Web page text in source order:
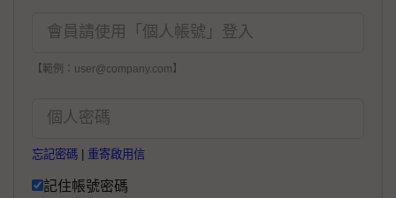
【範例：user@company.com】
忘記密碼 重寄啟用信
記住帳號密碼